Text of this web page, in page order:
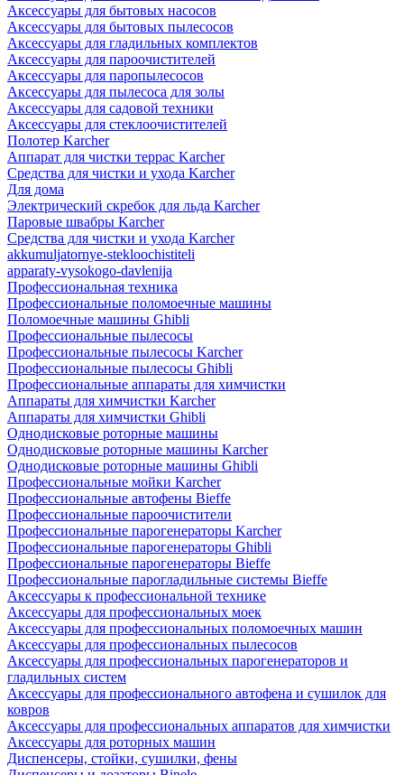
Аксессуары для бытовых насосов
Аксессуары для бытовых пылесосов
Аксессуары для гладильных комплектов
Аксессуары для пароочистителей
Аксессуары для паропылесосов
Аксессуары для пылесоса для золы
Аксессуары для садовой техники
Аксессуары для стеклоочистителей
Полотер Karcher
Аппарат для чистки террас Karcher
Средства для чистки и ухода Karcher
Для дома
Электрический скребок для льда Karcher
Паровые швабры Karcher
Средства для чистки и ухода Karcher
akkumuljatornye-stekloochistiteli
apparaty-vysokogo-davlenija
Профессиональная техника
Профессиональные поломоечные машины
Поломоечные машины Ghibli
Профессиональные пылесосы
Профессиональные пылесосы Karcher
Профессиональные пылесосы Ghibli
Профессиональные аппараты для химчистки
Аппараты для химчистки Karcher
Аппараты для химчистки Ghibli
Однодисковые роторные машины
Однодисковые роторные машины Karcher
Однодисковые роторные машины Ghibli
Профессиональные мойки Karcher
Профессиональные автофены Bieffe
Профессиональные пароочистители
Профессиональные парогенераторы Karcher
Профессиональные парогенераторы Ghibli
Профессиональные парогенераторы Bieffe
Профессиональные парогладильные системы Bieffe
Аксессуары к профессиональной технике
Аксессуары для профессиональных моек
Аксессуары для профессиональных поломоечных машин
Аксессуары для профессиональных пылесосов
Аксессуары для профессиональных парогенераторов и
гладильных систем
Аксессуары для профессионального автофена и сушилок для
ковров
Аксессуары для профессиональных аппаратов для химчистки
Аксессуары для роторных машин
Диспенсеры, стойки, сушилки, фены